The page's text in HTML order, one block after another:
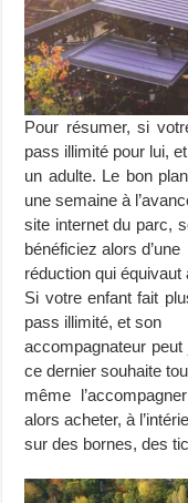
Pour résumer, si
pass illimité pour lui,
un adulte. Le bon
une semaine à
site internet du parc,
bénéficiez alors d’une
réduction qui
Si votre enfant fait
pass illimité, et son
accompagnateur
ce dernier souhaite
même
alors acheter, à
sur des bornes, des